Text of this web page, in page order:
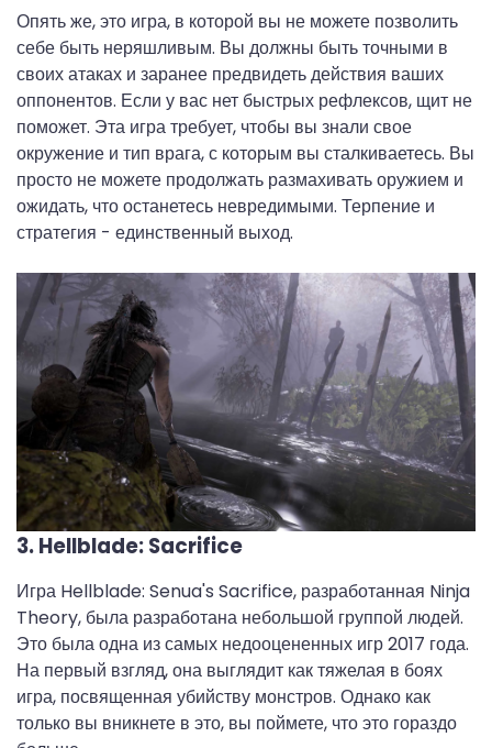
Опять же, это игра, в которой вы не можете позволить
себе быть неряшливым. Вы должны быть точными в
своих атаках и заранее предвидеть действия ваших
оппонентов. Если у вас нет быстрых рефлексов, щит не
поможет. Эта игра требует, чтобы вы знали свое
окружение и тип врага, с которым вы сталкиваетесь. Вы
просто не можете продолжать размахивать оружием и
ожидать, что останетесь невредимыми. Терпение и
стратегия - единственный выход.
3. Hellblade: Sacrifice
Игра Hellblade: Senua's Sacrifice, разработанная Ninja
Theory, была разработана небольшой группой людей.
Это была одна из самых недооцененных игр 2017 года.
На первый взгляд, она выглядит как тяжелая в боях
игра, посвященная убийству монстров. Однако как
только вы вникнете в это, вы поймете, что это гораздо